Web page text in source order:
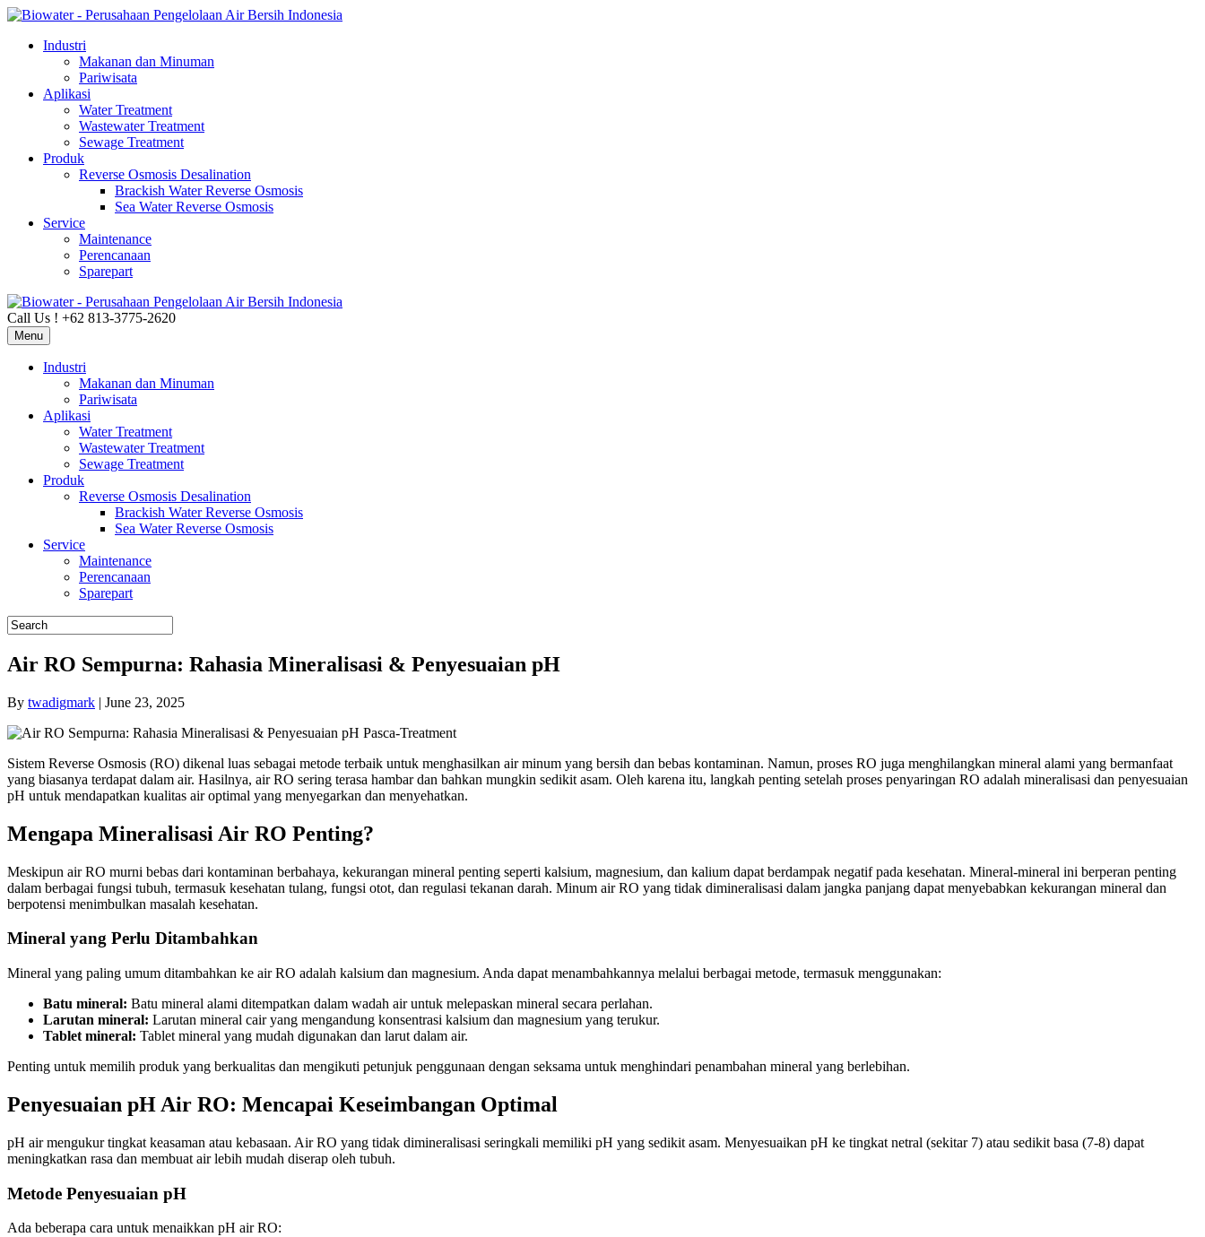
Industri
Makanan dan Minuman
Pariwisata
Aplikasi
Water Treatment
Wastewater Treatment
Sewage Treatment
Produk
Reverse Osmosis Desalination
Brackish Water Reverse Osmosis
Sea Water Reverse Osmosis
Service
Maintenance
Perencanaan
Sparepart
Call Us ! +62 813-3775-2620
Menu
Industri
Makanan dan Minuman
Pariwisata
Aplikasi
Water Treatment
Wastewater Treatment
Sewage Treatment
Produk
Reverse Osmosis Desalination
Brackish Water Reverse Osmosis
Sea Water Reverse Osmosis
Service
Maintenance
Perencanaan
Sparepart
Air RO Sempurna: Rahasia Mineralisasi & Penyesuaian pH
By twadigmark | June 23, 2025
Sistem Reverse Osmosis (RO) dikenal luas sebagai metode terbaik untuk menghasilkan air minum yang bersih dan bebas kontaminan. Namun, proses RO juga menghilangkan mineral alami yang bermanfaat
yang biasanya terdapat dalam air. Hasilnya, air RO sering terasa hambar dan bahkan mungkin sedikit asam. Oleh karena itu, langkah penting setelah proses penyaringan RO adalah mineralisasi dan penyesuaian
pH untuk mendapatkan kualitas air optimal yang menyegarkan dan menyehatkan.
Mengapa Mineralisasi Air RO Penting?
Meskipun air RO murni bebas dari kontaminan berbahaya, kekurangan mineral penting seperti kalsium, magnesium, dan kalium dapat berdampak negatif pada kesehatan. Mineral-mineral ini berperan penting
dalam berbagai fungsi tubuh, termasuk kesehatan tulang, fungsi otot, dan regulasi tekanan darah. Minum air RO yang tidak dimineralisasi dalam jangka panjang dapat menyebabkan kekurangan mineral dan
berpotensi menimbulkan masalah kesehatan.
Mineral yang Perlu Ditambahkan
Mineral yang paling umum ditambahkan ke air RO adalah kalsium dan magnesium. Anda dapat menambahkannya melalui berbagai metode, termasuk menggunakan:
Batu mineral: Batu mineral alami ditempatkan dalam wadah air untuk melepaskan mineral secara perlahan.
Larutan mineral: Larutan mineral cair yang mengandung konsentrasi kalsium dan magnesium yang terukur.
Tablet mineral: Tablet mineral yang mudah digunakan dan larut dalam air.
Penting untuk memilih produk yang berkualitas dan mengikuti petunjuk penggunaan dengan seksama untuk menghindari penambahan mineral yang berlebihan.
Penyesuaian pH Air RO: Mencapai Keseimbangan Optimal
pH air mengukur tingkat keasaman atau kebasaan. Air RO yang tidak dimineralisasi seringkali memiliki pH yang sedikit asam. Menyesuaikan pH ke tingkat netral (sekitar 7) atau sedikit basa (7-8) dapat
meningkatkan rasa dan membuat air lebih mudah diserap oleh tubuh.
Metode Penyesuaian pH
Ada beberapa cara untuk menaikkan pH air RO: